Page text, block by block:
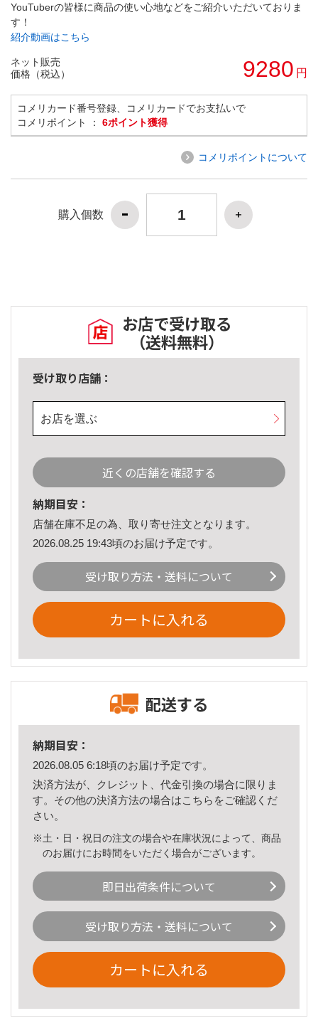
YouTuberの皆様に商品の使い心地などをご紹介いただいておりま
す！
紹介動画はこちら
ネット販売
価格（税込）
9280 円
コメリカード番号登録、コメリカードでお支払いで
コメリポイント ： 6ポイント獲得
コメリポイントについて
購入個数
お店で受け取る
（送料無料）
受け取り店舗：
お店を選ぶ
近くの店舗を確認する
納期目安：
店舗在庫不足の為、取り寄せ注文となります。
2026.08.25 19:43頃のお届け予定です。
受け取り方法・送料について
カートに入れる
配送する
納期目安：
2026.08.05 6:18頃のお届け予定です。
決済方法が、クレジット、代金引換の場合に限りま
す。その他の決済方法の場合はこちら をご確認くだ
さい。
※土・日・祝日の注文の場合や在庫状況によって、商品
のお届けにお時間をいただく場合がございます。
即日出荷条件について
受け取り方法・送料について
カートに入れる